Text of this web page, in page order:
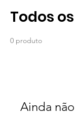
Todos
0 produto
Ainda